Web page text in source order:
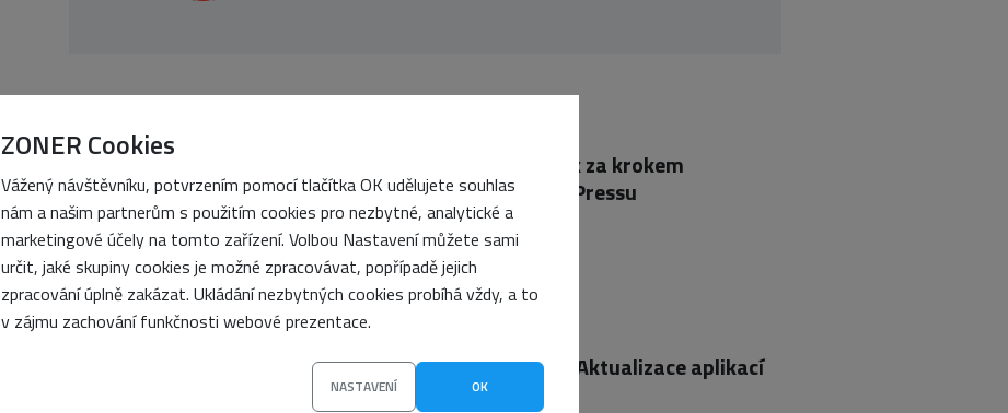
ZONER Cookies
Vážený návštěvníku, potvrzením pomocí tlačítka OK udělujete souhlas
nám a našim partnerům s použitím cookies pro nezbytné, analytické a
marketingové účely na tomto zařízení. Volbou Nastavení můžete sami
určit, jaké skupiny cookies je možné zpracovávat, popřípadě jejich
zpracování úplně zakázat. Ukládání nezbytných cookies probíhá vždy, a to
v zájmu zachování funkčnosti webové prezentace.
NASTAVENÍ OK
Jak vyřešit wp2shell: Krok za krokem
k odstranění viru z WordPressu
7. srpna 2026 • Vojtěch Tomášek
Blue-Green Deployment: Aktualizace aplikací
bez výpadků